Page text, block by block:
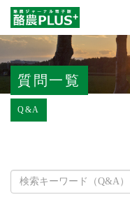
質問一覧
Q&A